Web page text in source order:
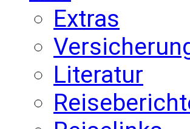
Extras
Literatur